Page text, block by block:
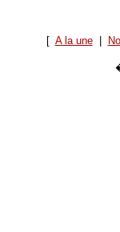
[ A la une|